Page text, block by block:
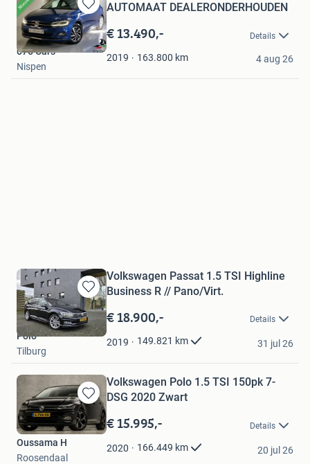
Bewaren
in
Mijn
Favorieten
AUTOMAAT DEALERONDERHOUDEN
€ 13.490,- Details
2019 163.800 km
076 Cars
Nispen
4 aug 26
Bewaren
in
Mijn
Favorieten
Volkswagen Passat 1.5 TSI Highline
Business R // Pano/Virt.
€ 18.900,- Details
2019 149.821 km
Polo
Tilburg
31 jul 26
Bewaren
in
Mijn
Favorieten
Volkswagen Polo 1.5 TSI 150pk 7-
DSG 2020 Zwart
€ 15.995,- Details
2020 166.449 km
Oussama H
Roosendaal
20 jul 26